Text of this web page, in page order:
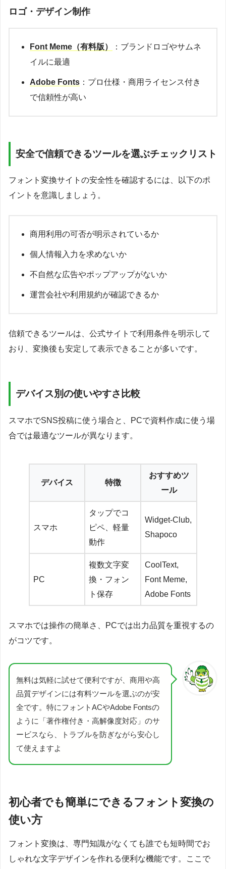
ロゴ・デザイン制作
Font Meme（有料版）
：ブランドロゴやサムネ
イルに最適
Adobe Fonts ：プロ仕様・商用ライセンス付き
で信頼性が高い
安全で信頼できるツールを選ぶチェックリスト
フォント変換サイトの安全性を確認するには、以下のポ
イントを意識しましょう。
商用利用の可否が明示されているか
個人情報入力を求めないか
不自然な広告やポップアップがないか
運営会社や利用規約が確認できるか
信頼できるツールは、公式サイトで利用条件を明示して
おり、変換後も安定して表示できることが多いです。
デバイス別の使いやすさ比較
スマホでSNS投稿に使う場合と、PCで資料作成に使う場
合では最適なツールが異なります。
デバイス 特徴
おすすめツ
ール
スマホ
タップでコ
ピペ、軽量
動作
Widget-Club,
Shapoco
PC
複数文字変
換・フォン
ト保存
CoolText,
Font Meme,
Adobe Fonts
スマホでは操作の簡単さ、PCでは出力品質を重視するの
がコツです。
無料は気軽に試せて便利ですが、商用や高
品質デザインには有料ツールを選ぶのが安
全です。特にフォントACやAdobe Fontsの
ように「著作権付き・高解像度対応」のサ
ービスなら、トラブルを防ぎながら安心し
て使えますよ
初心者でも簡単にできるフォント変換の
使い方
フォント変換は、専門知識がなくても誰でも短時間でお
しゃれな文字デザインを作れる便利な機能です。ここで